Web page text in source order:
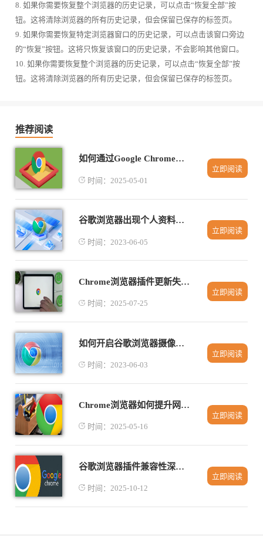
8. 如果你需要恢复整个浏览器的历史记录，可以点击“恢复全部”按
钮。这将清除浏览器的所有历史记录，但会保留已保存的标签页。
9. 如果你需要恢复特定浏览器窗口的历史记录，可以点击该窗口旁边
的“恢复”按钮。这将只恢复该窗口的历史记录，不会影响其他窗口。
10. 如果你需要恢复整个浏览器的历史记录，可以点击“恢复全部”按
钮。这将清除浏览器的所有历史记录，但会保留已保存的标签页。
推荐阅读
如何通过Google Chrome减少网页中多余的网络请求
时间：2025-05-01
立即阅读
谷歌浏览器出现个人资料错误怎么办
时间：2023-06-05
立即阅读
Chrome浏览器插件更新失败如何手动修复
时间：2025-07-25
立即阅读
如何开启谷歌浏览器摄像头权限
时间：2023-06-03
立即阅读
Chrome浏览器如何提升网页加载时的响应速度
时间：2025-05-16
立即阅读
谷歌浏览器插件兼容性深度测试与解决方案
时间：2025-10-12
立即阅读